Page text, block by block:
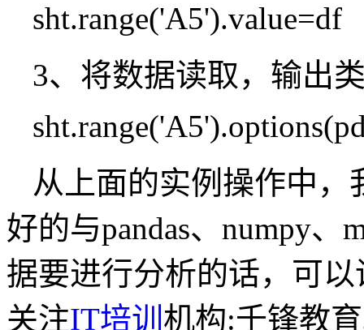
sht.range('A5').value=df
3、将数据读取，输出
从上面的实例操作中，
好的与pandas、numpy
据要进行分析的话，可
关注IT培训 机构:千锋教